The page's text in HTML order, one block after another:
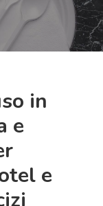
in
e
e